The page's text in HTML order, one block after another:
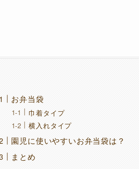
お弁当袋
巾着タイプ
横入れタイプ
園児に使いやすいお弁当袋は？
まとめ